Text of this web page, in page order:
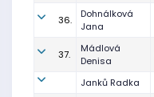
36.
Dohnálková
Jana
37.
Mádlová
Denisa
Janků Radka